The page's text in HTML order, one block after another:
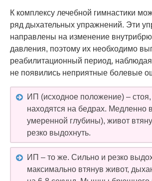
К комплексу лечебной гимнастики
ряд дыхательных упражнений. Эти
направлены на изменение
давления, поэтому их необходимо
реабилитационный период,
не появились неприятные болевые
ИП (исходное положение) – стоя,
находятся на бедрах. Медленно
умеренной глубины), живот
резко выдохнуть.
ИП – то же. Сильно и резко
максимально втянув живот,